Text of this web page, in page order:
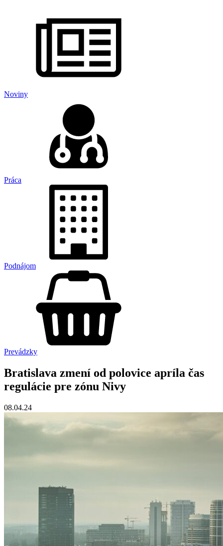
Noviny
Práca
Podnájom
Prevádzky
Bratislava zmení od polovice apríla čas
regulácie pre zónu Nivy
08.04.24